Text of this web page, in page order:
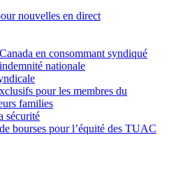
nouvelles en direct
en consommant syndiqué
nationale
pour les membres du
families
sécurité
bourses pour l’équité des TUAC